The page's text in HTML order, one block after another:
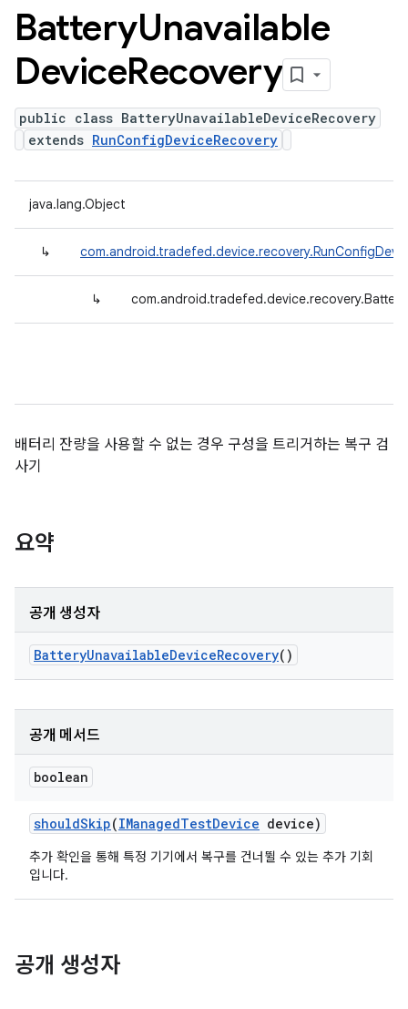
BatteryUnavailable
DeviceRecovery
public class BatteryUnavailableDeviceRecovery
extends RunConfigDeviceRecovery
java.lang.Object
↳
↳
배터리 잔량을 사용할 수 없는 경우 구성을 트리거하는 복구 검
사기
요약
공개 생성자
BatteryUnavailableDeviceRecovery()
공개 메서드
boolean
shouldSkip(IManagedTestDevice device)
추가 확인을 통해 특정 기기에서 복구를 건너뛸 수 있는 추가 기회
입니다.
공개 생성자